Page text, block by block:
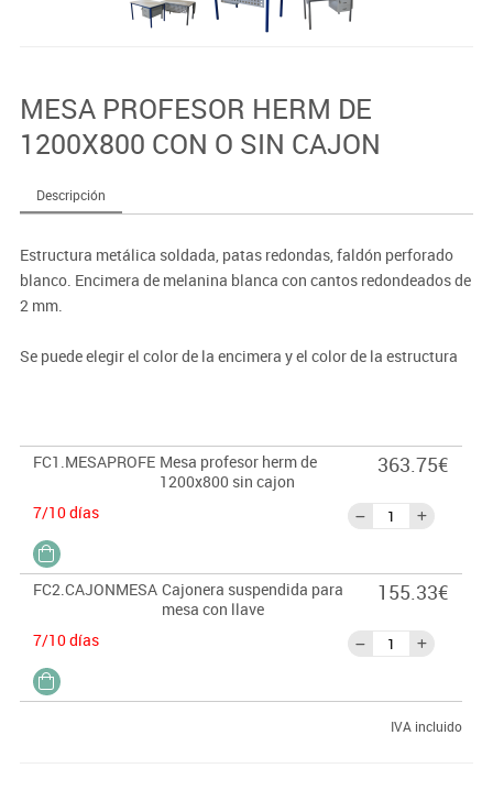
MESA PROFESOR HERM DE
1200X800 CON O SIN CAJON
Descripción
Estructura metálica soldada, patas redondas, faldón perforado
blanco. Encimera de melanina blanca con cantos redondeados de
2 mm.
Se puede elegir el color de la encimera y el color de la estructura
FC1.MESAPROFE Mesa profesor herm de
1200x800 sin cajon
7/10 días
363.75€
FC2.CAJONMESA Cajonera suspendida para
mesa con llave
7/10 días
155.33€
IVA incluido